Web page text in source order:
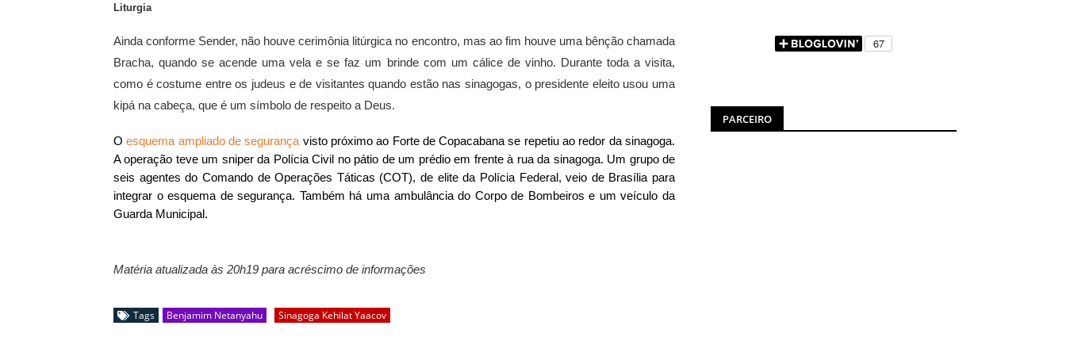
Liturgia
Ainda conforme Sender, não houve cerimônia litúrgica no encontro, mas ao fim houve uma bênção chamada
Bracha, quando se acende uma vela e se faz um brinde com um cálice de vinho. Durante toda a visita,
como é costume entre os judeus e de visitantes quando estão nas sinagogas, o presidente eleito usou uma
kipá na cabeça, que é um símbolo de respeito a Deus.
Oesquema ampliado de segurança visto próximo ao Forte de Copacabana se repetiu ao redor da sinagoga.
A operação teve um sniper da Polícia Civil no pátio de um prédio em frente à rua da sinagoga. Um grupo de
seis agentes do Comando de Operações Táticas (COT), de elite da Polícia Federal, veio de Brasília para
integrar o esquema de segurança. Também há uma ambulância do Corpo de Bombeiros e um veículo da
Guarda Municipal.
Matéria atualizada às 20h19 para acréscimo de informações
Tags Benjamim Netanyahu Sinagoga Kehilat Yaacov
PARCEIRO